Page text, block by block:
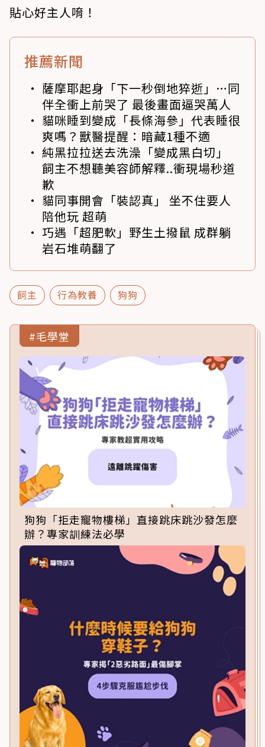
貼心好主人唷！
推薦新聞
薩摩耶起身「下一秒倒地猝逝」…同
伴全衝上前哭了 最後畫面逼哭萬人
貓咪睡到變成「長條海參」代表睡很
爽嗎？獸醫提醒：暗藏1種不適
純黑拉拉送去洗澡「變成黑白切」
飼主不想聽美容師解釋..衝現場秒道
歉
貓同事開會「裝認真」 坐不住要人
陪他玩 超萌
巧遇「超肥軟」野生土撥鼠 成群躺
岩石堆萌翻了
飼主 行為教養 狗狗
#毛學堂
狗狗「拒走寵物樓梯」直接跳床跳沙發怎麼
辦？專家訓練法必學